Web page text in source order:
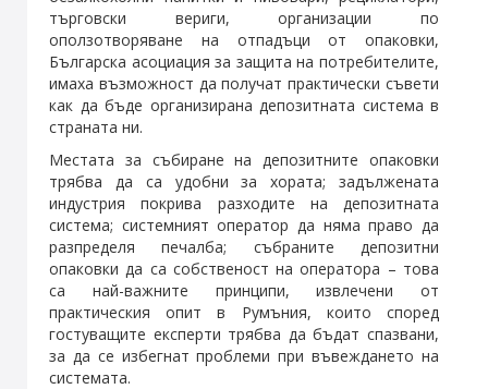
търговски вериги, организации по
оползотворяване на отпадъци от опаковки,
Българска асоциация за защита на потребителите,
имаха възможност да получат практически съвети
как да бъде организирана депозитната система в
страната ни.
Местата за събиране на депозитните опаковки
трябва да са удобни за хората; задължената
индустрия покрива разходите на депозитната
система; системният оператор да няма право да
разпределя печалба; събраните депозитни
опаковки да са собственост на оператора – това
са най-важните принципи, извлечени от
практическия опит в Румъния, които според
гостуващите експерти трябва да бъдат спазвани,
за да се избегнат проблеми при въвеждането на
системата.